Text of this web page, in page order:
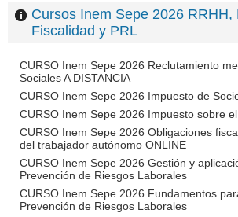
Cursos Inem Sepe 2026 RRHH,
Fiscalidad y PRL
CURSO Inem Sepe 2026 Reclutamiento
Sociales A DISTANCIA
CURSO Inem Sepe 2026 Impuesto de
CURSO Inem Sepe 2026 Impuesto sobre
CURSO Inem Sepe 2026 Obligaciones
del trabajador autónomo ONLINE
CURSO Inem Sepe 2026 Gestión y
Prevención de Riesgos Laborales
CURSO Inem Sepe 2026 Fundamentos
Prevención de Riesgos Laborales